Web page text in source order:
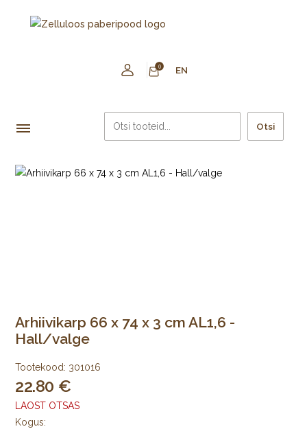
0 EN
Otsi
Arhiivikarp 66 x 74 x 3 cm AL1,6 -
Hall/valge
Tootekood: 301016
22.80
LAOST OTSAS
Kogus: